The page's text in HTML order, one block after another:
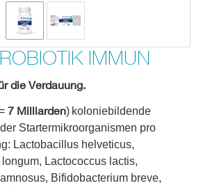
IMMUN
die Verdauung.
7 Milliarden) koloniebildende
Startermikroorganismen pro
Lactobacillus helveticus,
Lactococcus lactis,
Bifidobacterium breve,